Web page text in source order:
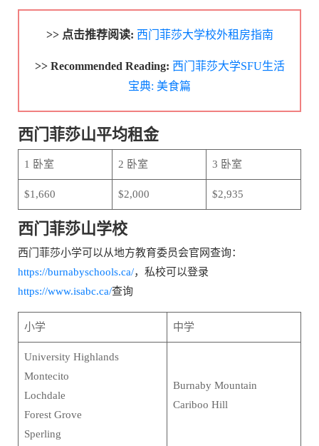
>> 点击推荐阅读: 西门菲莎大学校外租房指南
>> Recommended Reading: 西门菲莎大学SFU生活
宝典: 美食篇
西门菲莎山平均租金
1 卧室 2 卧室 3 卧室
$1,660 $2,000 $2,935
西门菲莎山学校
西门菲莎小学可以从地方教育委员会官网查询：
https://burnabyschools.ca/，私校可以登录
https://www.isabc.ca/查询
小学 中学
University Highlands
Montecito
Lochdale
Forest Grove
Sperling
Burnaby Mountain
Cariboo Hill